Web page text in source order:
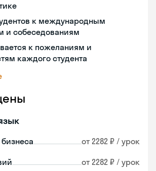
к международным
и собеседованиям
к пожеланиям и
каждого студента
от 2282 ₽ / урок
от 2282 ₽ / урок